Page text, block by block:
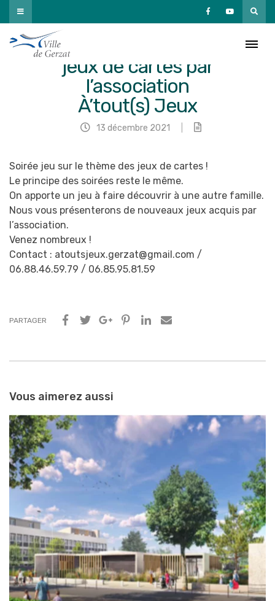
Passer
au
contenu
[ANNULÉ] Soirée
jeux de cartes par
l’association
À’tout(s) Jeux
13 décembre 2021
Soirée jeu sur le thème des jeux de cartes !
Le principe des soirées reste le même.
On apporte un jeu à faire découvrir à une autre famille.
Nous vous présenterons de nouveaux jeux acquis par
l’association.
Venez nombreux !
Contact : atoutsjeux.gerzat@gmail.com /
06.88.46.59.79 / 06.85.95.81.59
PARTAGER
Navigation
entre
les
articles
Vous aimerez aussi